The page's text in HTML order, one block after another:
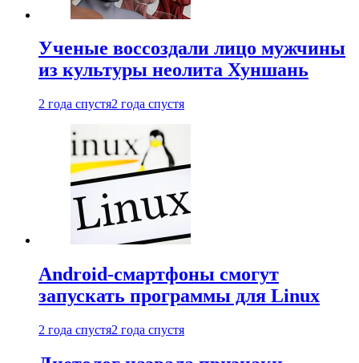
Ученые воссоздали лицо мужчины
из культуры неолита Хуншань
2 года спустя2 года спустя
Android-смартфоны смогут
запускать программы для Linux
2 года спустя2 года спустя